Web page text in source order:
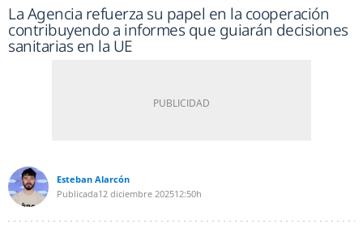
La Agencia refuerza su papel en la cooperación
contribuyendo a informes que guiarán decisiones
sanitarias en la UE
Esteban Alarcón
Publicada12 diciembre 202512:50h